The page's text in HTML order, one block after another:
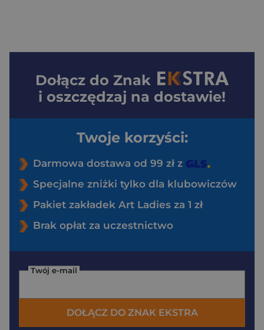
Dołącz do Znak
i oszczędzaj na dostawie!
Twoje korzyści:
Darmowa dostawa od 99 zł z
Specjalne zniżki tylko dla klubowiczów
Pakiet zakładek Art Ladies za 1 zł
Brak opłat za uczestnictwo
Twój e-mail
DOŁĄCZ DO ZNAK EKSTRA